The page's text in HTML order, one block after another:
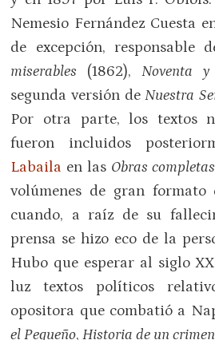
Nemesio Fernández Cuesta
de excepción, responsable
miserables (1862),Noventa
segunda versión deNuestra
Por otra parte, los textos
fueron incluidos
Labaila en las Obras completas
volúmenes de gran formato
cuando, a raíz de su
prensa se hizo eco de la
Hubo que esperar al siglo
luz textos políticos
opositora que combatió a
el Pequeño,Historia de un crimen